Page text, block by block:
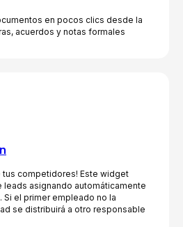
en pocos clics desde la
acuerdos y notas formales
tus competidores! Este widget
leads asignando automáticamente
el primer empleado no la
se distribuirá a otro responsable